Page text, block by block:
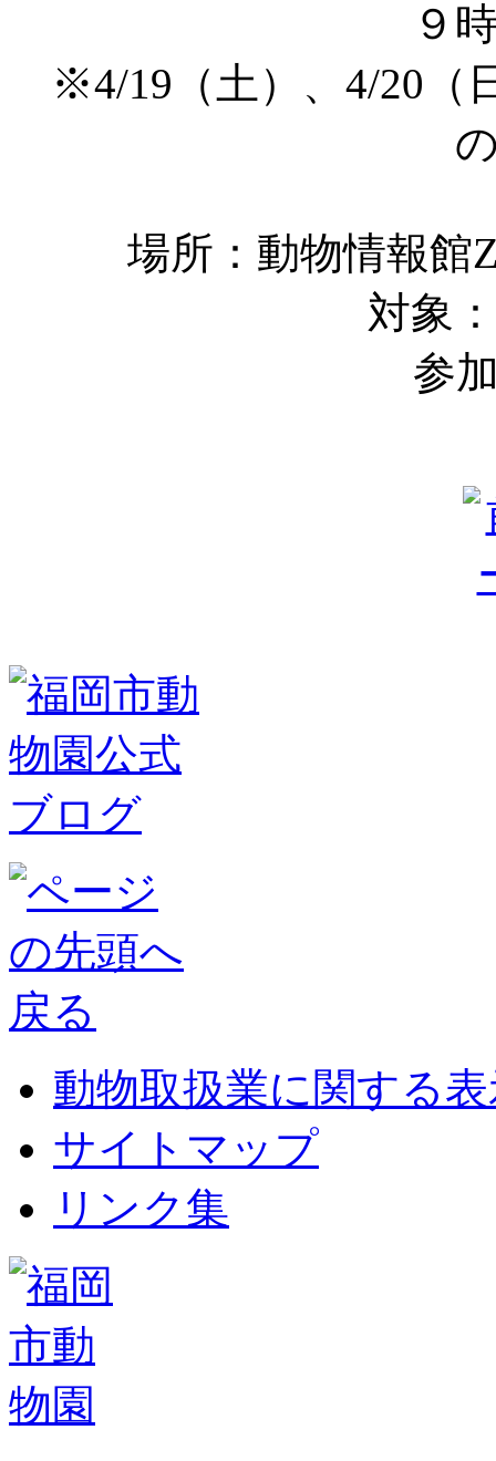
９時00
※4/19（土）、4/20（
場所：動物情報
対象
参
動物取扱業に関する
サイトマップ
リンク集